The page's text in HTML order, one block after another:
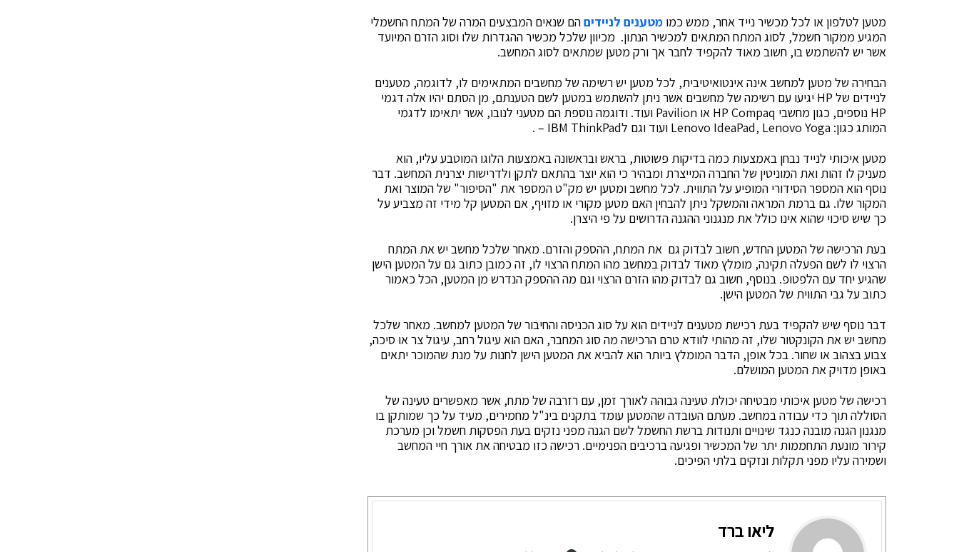
מטען לטלפון או לכל מכשיר נייד אחר, ממש כמו מטענים לניידיםהם שנאים המבצעים המרה של המתח החשמלי
המגיע ממקור חשמל, לסוג המתח המתאים למכשיר הנתון. מכיוון שלכל מכשיר ההגדרות שלו וסוג הזרם המיועד
אשר יש להשתמש בו, חשוב מאוד להקפיד לחבר אך ורק מטען שמתאים לסוג המחשב.
הבחירה של מטען למחשב אינה אינטואיטיבית, לכל מטען יש רשימה של מחשבים המתאימים לו, לדוגמה, מטענים
לניידים של HP יגיעו עם רשימה של מחשבים אשר ניתן להשתמש במטען לשם הטענתם, מן הסתם יהיו אלה דגמי
HP נוספים, כגון מחשבי HP Compaq או Pavilion ועוד. ודוגמה נוספת הם מטעני לנובו, אשר יתאימו לדגמי
המותג כגון: Lenovo IdeaPad, Lenovo Yoga ועוד וגם לIBM ThinkPad – .
מטען איכותי לנייד נבחן באמצעות כמה בדיקות פשוטות, בראש ובראשונה באמצעות הלוגו המוטבע עליו, הוא
מעניק לו זהות ואת המוניטין של החברה המייצרת ומבהיר כי הוא יוצר בהתאם לתקן ולדרישות יצרנית המחשב. דבר
נוסף הוא המספר הסידורי המופיע על התווית. לכל מחשב ומטען יש מק"ט המספר את "הסיפור" של המוצר ואת
המקור שלו. גם ברמת המראה והמשקל ניתן להבחין האם מטען מקורי או מזויף, אם המטען קל מידי זה מצביע על
כך שיש סיכוי שהוא אינו כולל את מנגנוני ההגנה הדרושים על פי היצרן.
בעת הרכישה של המטען החדש, חשוב לבדוק גם את המתח, ההספק והזרם. מאחר שלכל מחשב יש את המתח
הרצוי לו לשם הפעלה תקינה, מומלץ מאוד לבדוק במחשב מהו המתח הרצוי לו, זה כמובן כתוב גם על המטען הישן
שהגיע יחד עם הלפטופ. בנוסף, חשוב גם לבדוק מהו הזרם הרצוי וגם מה ההספק הנדרש מן המטען, הכל כאמור
כתוב על גבי התווית של המטען הישן.
דבר נוסף שיש להקפיד בעת רכישת מטענים לניידים הוא על סוג הכניסה והחיבור של המטען למחשב. מאחר שלכל
מחשב יש את הקונקטור שלו, זה מהותי לוודא טרם הרכישה מה סוג המחבר, האם הוא עיגול רחב, עיגול צר או סיכה,
צבוע בצהוב או שחור. בכל אופן, הדבר המומלץ ביותר הוא להביא את המטען הישן לחנות על מנת שהמוכר יתאים
באופן מדויק את המטען המושלם.
רכישה של מטען איכותי מבטיחה יכולת טעינה גבוהה לאורך זמן, עם רזרבה של מתח, אשר מאפשרים טעינה של
הסוללה תוך כדי עבודה במחשב. מעתם העובדה שהמטען עומד בתקנים בינ"ל מחמירים, מעיד על כך שמותקן בו
מנגנון הגנה מובנה כנגד שינויים ותנודות ברשת החשמל לשם הגנה מפני נזקים בעת הפסקות חשמל וכן מערכת
קירור מונעת התחממות יתר של המכשיר ופגיעה ברכיבים הפנימיים. רכישה כזו מבטיחה את אורך חיי המחשב
ושמירה עליו מפני תקלות ונזקים בלתי הפיכים.
ליאו ברד